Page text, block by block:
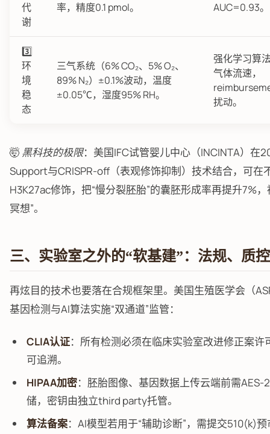
代
谢
率，精度0.1 pmol。
AUC=0.93。
3️⃣
环
境
稳
态
三气系统（6% CO₂、5% O₂、
89% N₂）±0.1%波动，温度
±0.05℃，湿度95% RH。
强化学习算
气体流速，
扰动。
🤯 黑科技的极限：美国IFC试管婴儿中心（INCINTA）在
Support与CRISPR-off（表观修饰抑制）技术结合，可在
H3K27ac修饰，把“慢分裂胚胎”的囊胚形成率再提升7%
冥想”。
三、实验室之外的“软基建”：法规、质
再炫目的技术也要落在合规框架里。美国生殖医学会（
基因检测与AI算法实施“双通道”监管：
CLIA认证：所有检测必须在临床实验室改进修正案
可追溯。
HIPAA加密：胚胎图像、基因数据上传云端前需
储，密钥由独立third party托管。
算法备案：AI模型若用于“辅助诊断”，需提交510(k)